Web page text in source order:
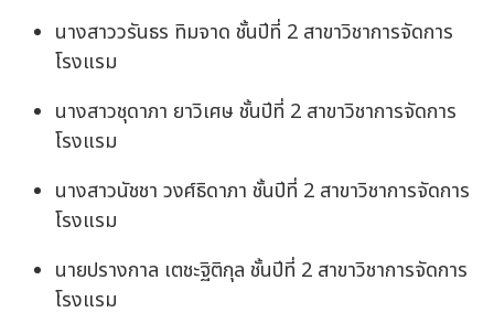
นางสาววรันธร ทิมจาด ชั้นปีที่ 2 สาขาวิชาการจัดการ
โรงแรม
นางสาวชุดาภา ยาวิเศษ ชั้นปีที่ 2 สาขาวิชาการจัดการ
โรงแรม
นางสาวนัชชา วงศ์ธิดาภา ชั้นปีที่ 2 สาขาวิชาการจัดการ
โรงแรม
นายปรางกาล เตชะฐิติกุล ชั้นปีที่ 2 สาขาวิชาการจัดการ
โรงแรม